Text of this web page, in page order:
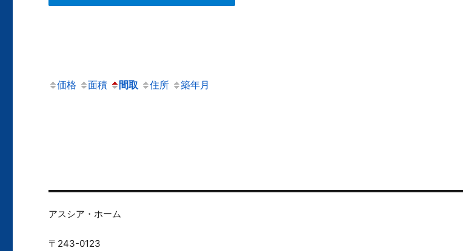
価格 面積 間取 住所 築年月
アスシア・ホーム
〒243-0123